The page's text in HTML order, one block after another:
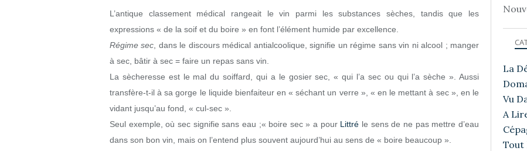
L’antique classement médical rangeait le vin parmi les substances sèches, tandis que les
expressions « de la soif et du boire » en font l’élément humide par excellence.
Régime sec , dans le discours médical antialcoolique, signifie un régime sans vin ni alcool ; manger
à sec, bâtir à sec = faire un repas sans vin.
La sècheresse est le mal du soiffard, qui a le gosier sec, « qui l’a sec ou qui l’a sèche ». Aussi
transfère-t-il à sa gorge le liquide bienfaiteur en « séchant un verre », « en le mettant à sec », en le
vidant jusqu’au fond, « cul-sec ».
Seul exemple, où sec signifie sans eau ;« boire sec » a pour Littré le sens de ne pas mettre d’eau
dans son bon vin, mais on l’entend plus souvent aujourd’hui au sens de « boire beaucoup ».
La
Vu
A
Tout